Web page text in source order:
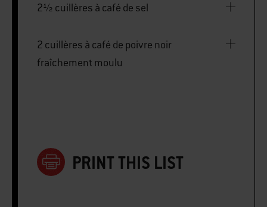
2½ cuillères à café de sel
2 cuillères à café de poivre noir
fraîchement moulu
PRINT THIS LIST